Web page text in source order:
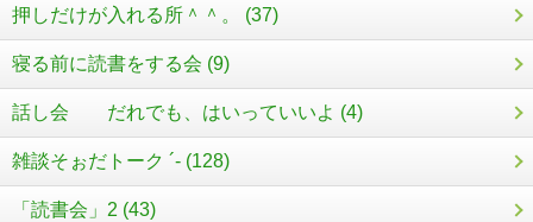
押しだけが入れる所＾＾。 (37)
寝る前に読書をする会 (9)
話し会 だれでも、はいっていいよ (4)
雑談そぉだトーク ´- (128)
「読書会」2 (43)